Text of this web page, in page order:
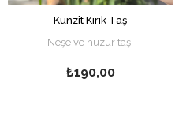
Kunzit Kırık Taş
Neşe ve huzur taşı
₺190,00